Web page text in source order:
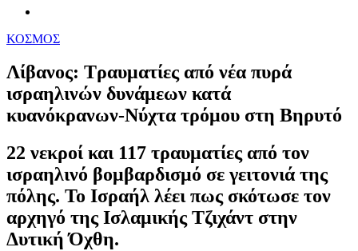
ΚΟΣΜΟΣ
Λίβανος: Τραυματίες από νέα πυρά
ισραηλινών δυνάμεων κατά
κυανόκρανων-Νύχτα τρόμου στη Βηρυτό
22 νεκροί και 117 τραυματίες από τον
ισραηλινό βομβαρδισμό σε γειτονιά της
πόλης. Το Ισραήλ λέει πως σκότωσε τον
αρχηγό της Ισλαμικής Τζιχάντ στην
Δυτική Όχθη.